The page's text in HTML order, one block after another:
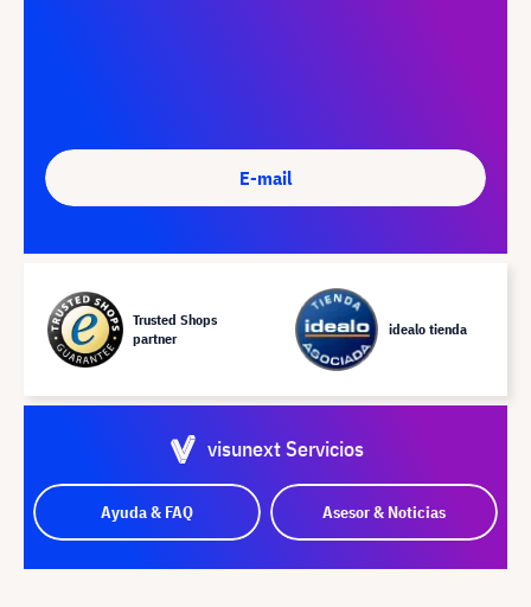
E-mail
Trusted Shops
partner
idealo tienda
visunext Servicios
Ayuda & FAQ Asesor & Noticias